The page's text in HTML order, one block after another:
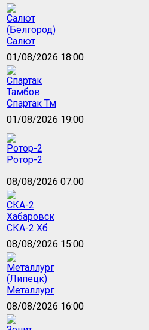
Салют
01/08/2026 18:00
Спартак Тм
01/08/2026 19:00
Ротор-2
08/08/2026 07:00
СКА-2 Хб
08/08/2026 15:00
Металлург
08/08/2026 16:00